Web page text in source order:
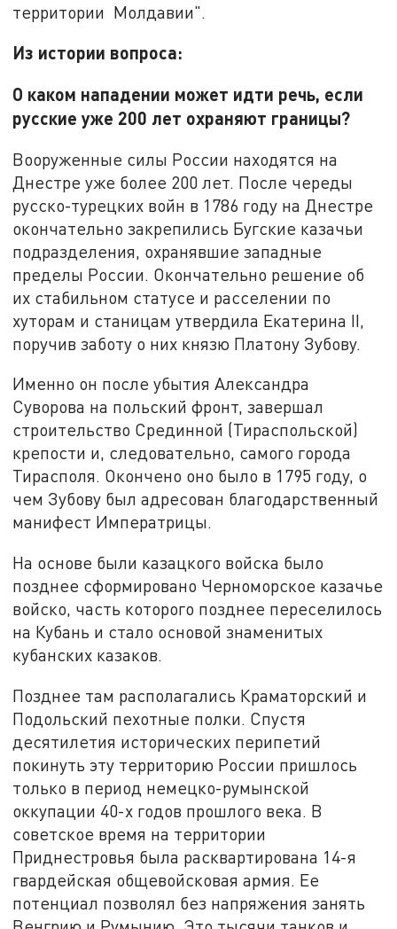
территории Молдавии".
Из истории вопроса:
О каком нападении может идти речь, если
русские уже 200 лет охраняют границы?
Вооруженные силы России находятся на
Днестре уже более 200 лет. После череды
русско-турецких войн в 1786 году на Днестре
окончательно закрепились Бугские казачьи
подразделения, охранявшие западные
пределы России. Окончательно решение об
их стабильном статусе и расселении по
хуторам и станицам утвердила Екатерина II,
поручив заботу о них князю Платону Зубову.
Именно он после убытия Александра
Суворова на польский фронт, завершал
строительство Срединной (Тираспольской)
крепости и, следовательно, самого города
Тирасполя. Окончено оно было в 1795 году, о
чем Зубову был адресован благодарственный
манифест Императрицы.
На основе были казацкого войска было
позднее сформировано Черноморское казачье
войско, часть которого позднее переселилось
на Кубань и стало основой знаменитых
кубанских казаков.
Позднее там располагались Краматорский и
Подольский пехотные полки. Спустя
десятилетия исторических перипетий
покинуть эту территорию России пришлось
только в период немецко-румынской
оккупации 40-х годов прошлого века. В
советское время на территории
Приднестровья была расквартирована 14-я
гвардейская общевойсковая армия. Ее
потенциал позволял без напряжения занять